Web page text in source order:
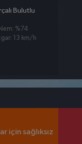
Bulutlu
%74
13 km/h
için sağlıksız